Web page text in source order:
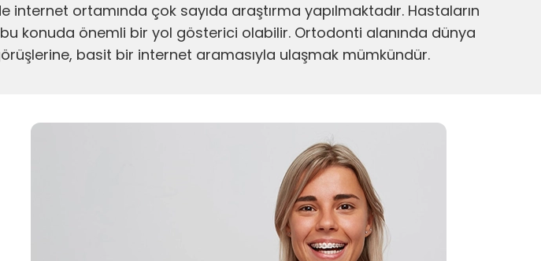
ortamında çok sayıda araştırma yapılmaktadır. Hastaların
konuda önemli bir yol gösterici olabilir. Ortodonti alanında dünya
basit bir internet aramasıyla ulaşmak mümkündür.